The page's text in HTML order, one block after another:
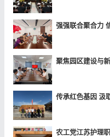
强强联合聚合力
聚焦园区建设与
传承红色基因
农工党江苏护理